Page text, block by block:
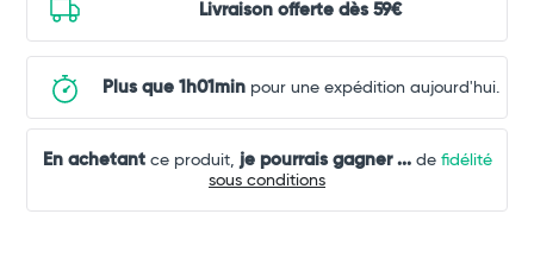
Livraison offerte dès 59€
Plus que 1h01minpour une expédition aujourd'hui.
En achetantce produit, je pourrais gagner ...de fidélité
sous conditions